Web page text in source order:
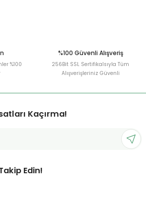
%100
%100 Güvenli Alışveriş
256Bit SSL Sertifikalsıyla Tüm
Alışverişleriniz Güvenli
Kaçırma!
Edin!